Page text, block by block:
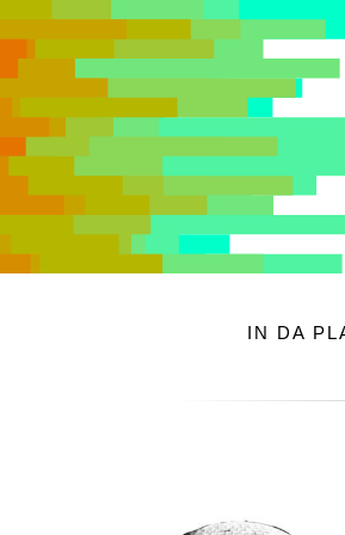
IN DA